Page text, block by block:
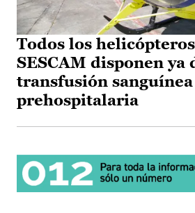
Todos los
SESCAM disponen ya
transfusión sanguínea
prehospitalaria